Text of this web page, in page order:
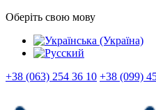
Оберіть свою мову
+38 (063) 254 36 10 +38 (099)